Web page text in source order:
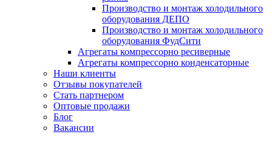
Производство и монтаж холодильного
оборудования ДЕПО
Производство и монтаж холодильного
оборудования ФудСити
Агрегаты компрессорно ресиверные
Агрегаты компрессорно конденсаторные
Наши клиенты
Отзывы покупателей
Стать партнером
Оптовые продажи
Блог
Вакансии